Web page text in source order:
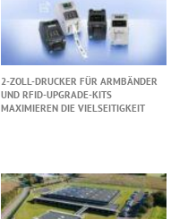
2-ZOLL-DRUCKER FÜR ARMBÄNDER
UND RFID-UPGRADE-KITS
MAXIMIEREN DIE VIELSEITIGKEIT